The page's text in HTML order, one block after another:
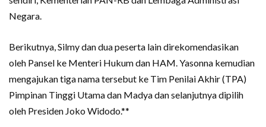
Negara.
Berikutnya, Silmy dan dua peserta lain direkomendasikan
oleh Pansel ke Menteri Hukum dan HAM. Yasonna kemudian
mengajukan tiga nama tersebut ke Tim Penilai Akhir (TPA)
Pimpinan Tinggi Utama dan Madya dan selanjutnya dipilih
oleh Presiden Joko Widodo.**